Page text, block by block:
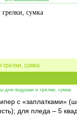
сумка
сумка
подушки и грелки, сумка
с «заплатками»
для пледа – 5